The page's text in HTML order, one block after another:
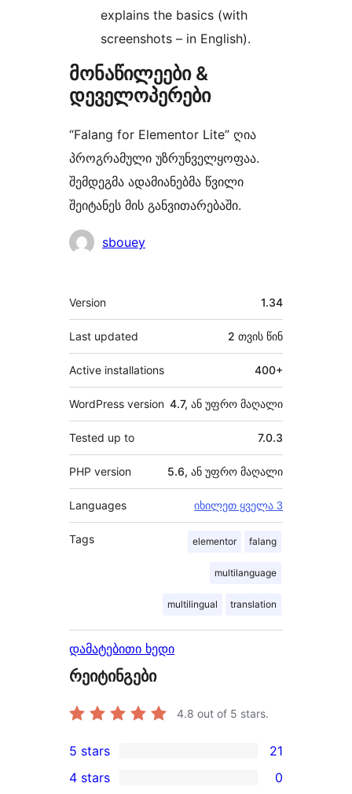
explains the basics (with
screenshots – in English).
მონაწილეები &
დეველოპერები
“Falang for Elementor Lite” ღია
პროგრამული უზრუნველყოფაა.
შემდეგმა ადამიანებმა წვილი
შეიტანეს მის განვითარებაში.
მონაწილეები
sbouey
მეტა
Version 1.34
Last updated 2 თვის წინ
Active installations 400+
WordPress version 4.7, ან უფრო მაღალი
Tested up to 7.0.3
PHP version 5.6, ან უფრო მაღალი
Languages იხილეთ ყველა 3
Tags elementor falang
multilanguage
multilingual translation
დამატებითი ხედი
რეიტინგები
4.8 out of 5 stars.
21
5-
5 stars 21
4 stars 0